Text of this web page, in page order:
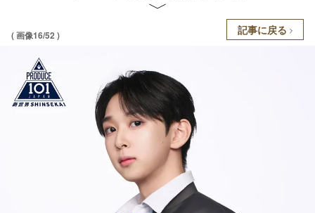
( 画像16/52 ) 記事に戻る